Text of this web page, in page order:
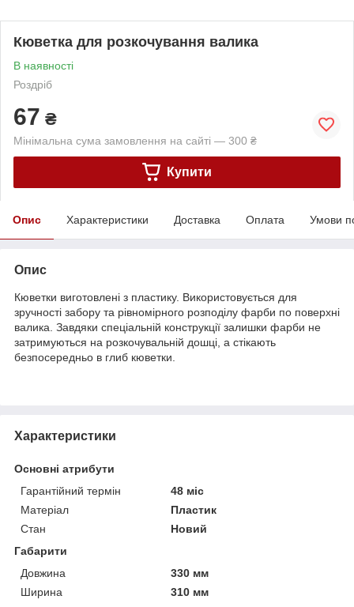
Кюветка для розкочування валика
В наявності
Роздріб
67 ₴
Мінімальна сума замовлення на сайті — 300 ₴
Купити
Опис Характеристики Доставка Оплата Умови
Опис
Кюветки виготовлені з пластику. Використовується для
зручності забору та рівномірного розподілу фарби по поверхні
валика. Завдяки спеціальній конструкції залишки фарби не
затримуються на розкочувальній дошці, а стікають
безпосередньо в глиб кюветки.
Характеристики
Основні атрибути
Гарантійний термін
48 міс
Матеріал
Пластик
Стан
Новий
Габарити
Довжина
330 мм
Ширина
310 мм